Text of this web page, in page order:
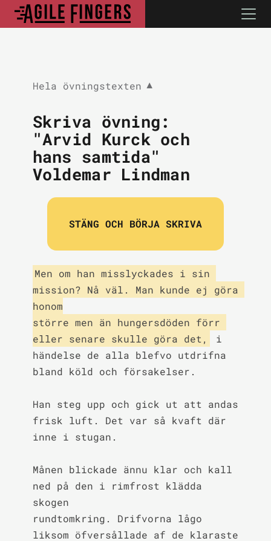
Hela övningstexten ▼
Skriva övning:
"Arvid Kurck och
hans samtida"
Voldemar Lindman
STÄNG OCH BÖRJA SKRIVA
Men om han misslyckades i sin
mission? Nå väl. Man kunde ej göra
honom
större men än hungersdöden förr
eller senare skulle göra det,
i
händelse de alla blefvo utdrifna
bland köld och försakelser.
Han steg upp och gick ut att andas
frisk luft. Det var så kvaft där
inne i stugan.
Månen blickade ännu klar och kall
ned på den i rimfrost klädda
skogen
rundtomkring. Drifvorna lågo
liksom öfversållade af de klaraste